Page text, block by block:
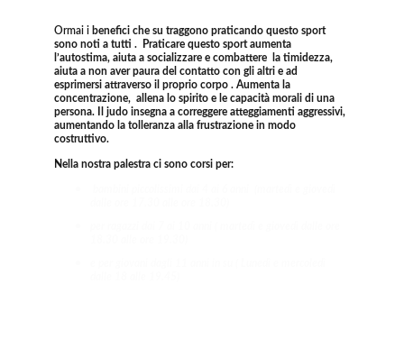
Ormai i benefici che su traggono praticando questo sport
sono noti a tutti .  Praticare questo sport aumenta
l’autostima, aiuta a socializzare e combattere  la timidezza,
aiuta a non aver paura del contatto con gli altri e ad
esprimersi attraverso il proprio corpo . Aumenta la
concentrazione,  allena lo spirito e le capacità morali di una
persona. Il judo insegna a correggere atteggiamenti aggressivi,
aumentando la tolleranza alla frustrazione in modo
costruttivo.
Nella nostra palestra ci sono corsi per: